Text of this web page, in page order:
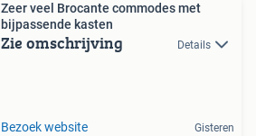
Zeer veel Brocante commodes met
bijpassende kasten
Zie omschrijving Details
Bezoek website Gisteren